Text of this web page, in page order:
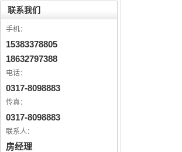
联系我们
手机：
15383378805
18632797388
电话：
0317-8098883
传真：
0317-8098883
联系人：
房经理